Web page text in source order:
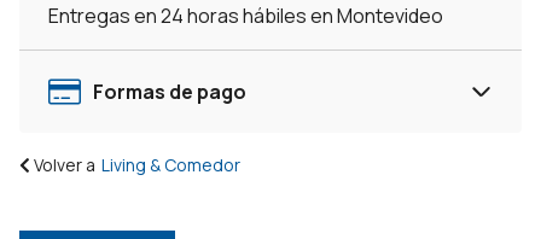
Madera
Maciza
Entregas en 24 horas hábiles en Montevideo
Formas de pago
Volver a Living & Comedor